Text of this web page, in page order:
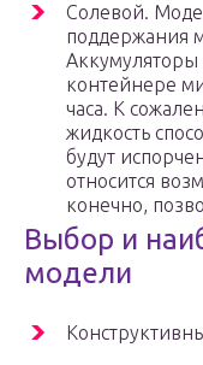
Солевой.
поддержания
Аккумуляторы
контейнере
часа. К
жидкость
будут
относится
конечно,
Выбор и
модели